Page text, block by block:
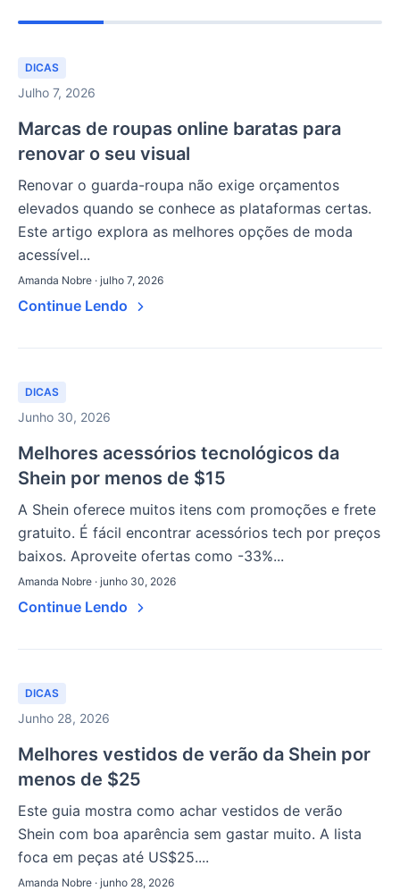
DICAS
Julho 7, 2026
Marcas de roupas online baratas para
renovar o seu visual
Renovar o guarda-roupa não exige orçamentos
elevados quando se conhece as plataformas certas.
Este artigo explora as melhores opções de moda
acessível...
Amanda Nobre · julho 7, 2026
Continue Lendo
DICAS
Junho 30, 2026
Melhores acessórios tecnológicos da
Shein por menos de $15
A Shein oferece muitos itens com promoções e frete
gratuito. É fácil encontrar acessórios tech por preços
baixos. Aproveite ofertas como -33%...
Amanda Nobre · junho 30, 2026
Continue Lendo
DICAS
Junho 28, 2026
Melhores vestidos de verão da Shein por
menos de $25
Este guia mostra como achar vestidos de verão
Shein com boa aparência sem gastar muito. A lista
foca em peças até US$25....
Amanda Nobre · junho 28, 2026